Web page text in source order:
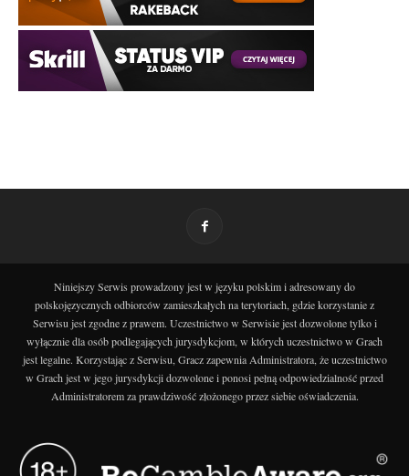
Niniejszy Serwis prowadzony jest w języku polskim i adresowany do
polskojęzycznych odbiorców zamieszkałych na terytoriach, gdzie korzystanie z
Serwisu jest zgodne z prawem. Uczestnictwo w Serwisie jest dozwolone tylko i
wyłącznie dla osób podlegających jurysdykcjom, w których uczestnictwo w Grach
jest legalne. Korzystając z Serwisu, Gracz zapewnia Administratora, że uczestnictwo
w Grach jest w jego jurysdykcji dozwolone i ponosi pełną odpowiedzialność przed
Administratorem za prawdziwość złożonego przez siebie oświadczenia.